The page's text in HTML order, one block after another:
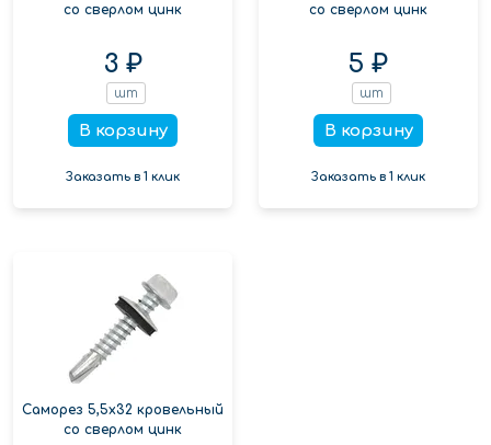
со сверлом цинк
3 ₽
шт
В корзину
Заказать в 1 клик
со сверлом цинк
5 ₽
шт
В корзину
Заказать в 1 клик
Саморез 5,5х32 кровельный
со сверлом цинк